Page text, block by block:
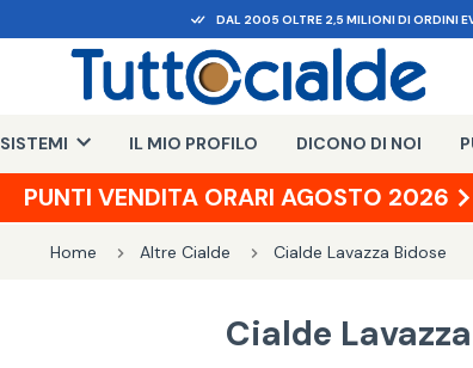
DAL 2005 OLTRE 2,5 MILIONI DI ORDINI
SISTEMI IL MIO PROFILO DICONO DI NOI
PUNTI VENDITA ORARI AGOSTO 2026
Home Altre Cialde Cialde Lavazza Bidose
Cialde